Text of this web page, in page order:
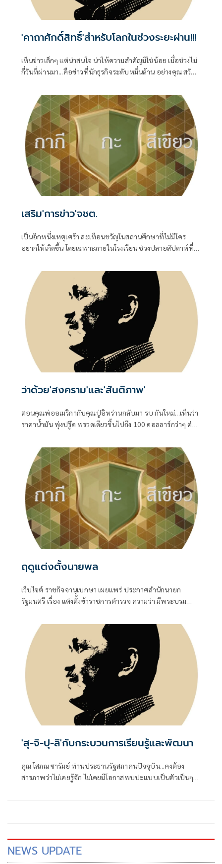
'คาถาศักดิ์สิทธิ์'สำหรับโลกในช่วงระยะผ่าน!!!
เห็นข่าวเล็กๆ แต่น่าสนใจ น่าให้ความสำคัญมิใช่น้อย เมื่อช่วงไม่
กี่วันที่ผ่านมา...คือข่าวที่นักธุรกิจระดับหมื่นล้าน อย่างคุณ สวัสดิ์
เสริม'การข่าว'จชต.
เป็นอีกหนึ่งเหตุเศร้า สะเทือนขวัญในสถานศึกษาที่ไม่มีใคร
อยากให้เกิดขึ้น โดยเฉพาะภายในโรงเรียน ช่วงปลายสัปดาห์ที่
ชีวิตและบาดเจ็บจำนวนมาก
ว่าด้วย'สงคราม'และ'สันติภาพ'
ตอนคุณพ่ออเมริกากับคุณปู่อิหร่านกลับมา รบ กันใหม่...เห็นว่า
ราคาน้ำมัน พุ่งปรู๊ด พรวดเดียวขึ้นไปถึง 100 ดอลลาร์กว่าๆ ต่อ
ฤดูแต่งตั้งนายพล
เว็บไซต์ ราชกิจจานุเบกษา เผยแพร่ ประกาศสำนักนายก
รัฐมนตรี เรื่อง แต่งตั้งข้าราชการตำรวจ ความว่า มีพระบรม
'สุ-จิ-ปุ-ลิ'กับกระบวนการเรียนรู้และพัฒนา
คุณ โสภณ ซารัมย์ ท่านประธานรัฐสภาคนปัจจุบัน...คงต้อง
สารภาพว่าไม่เคยรู้จัก ไม่เคยมีโอกาสพบปะแบบเป็นตัวเป็นๆ
NEWS UPDATE